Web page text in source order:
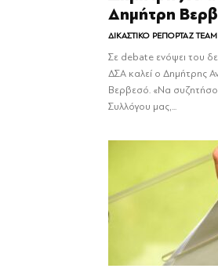
Δημήτρη
ΔΙΚΑΣΤΙΚΟ ΡΕΠΟΡΤΑΖ TEAM
Σε debate ενόψει του
ΔΣΑ καλεί ο Δημήτρης
Βερβεσό. «Να
Συλλόγου μας,...